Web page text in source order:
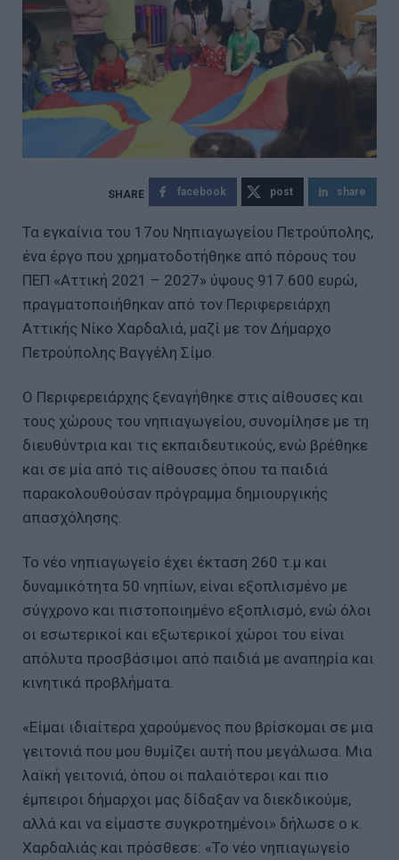
facebook post share
Τα εγκαίνια του 17ου Νηπιαγωγείου Πετρούπολης,
ένα έργο που χρηματοδοτήθηκε από πόρους του
ΠΕΠ «Αττική 2021 – 2027» ύψους 917.600 ευρώ,
πραγματοποιήθηκαν από τον Περιφερειάρχη
Αττικής Νίκο Χαρδαλιά, μαζί με τον Δήμαρχο
Πετρούπολης Βαγγέλη Σίμο.
Ο Περιφερειάρχης ξεναγήθηκε στις αίθουσες και
τους χώρους του νηπιαγωγείου, συνομίλησε με τη
διευθύντρια και τις εκπαιδευτικούς, ενώ βρέθηκε
και σε μία από τις αίθουσες όπου τα παιδιά
παρακολουθούσαν πρόγραμμα δημιουργικής
απασχόλησης.
Το νέο νηπιαγωγείο έχει έκταση 260 τ.μ και
δυναμικότητα 50 νηπίων, είναι εξοπλισμένο με
σύγχρονο και πιστοποιημένο εξοπλισμό, ενώ όλοι
οι εσωτερικοί και εξωτερικοί χώροι του είναι
απόλυτα προσβάσιμοι από παιδιά με αναπηρία και
κινητικά προβλήματα.
«Είμαι ιδιαίτερα χαρούμενος που βρίσκομαι σε μια
γειτονιά που μου θυμίζει αυτή που μεγάλωσα. Μια
λαϊκή γειτονιά, όπου οι παλαιότεροι και πιο
έμπειροι δήμαρχοι μας δίδαξαν να διεκδικούμε,
αλλά και να είμαστε συγκροτημένοι» δήλωσε ο κ.
Χαρδαλιάς και πρόσθεσε: «Το νέο νηπιαγωγείο